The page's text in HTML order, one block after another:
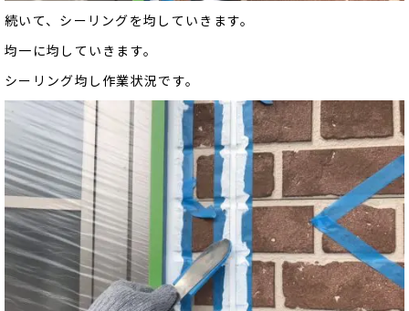
続いて、シーリングを均していきます。
均一に均していきます。
シーリング均し作業状況です。